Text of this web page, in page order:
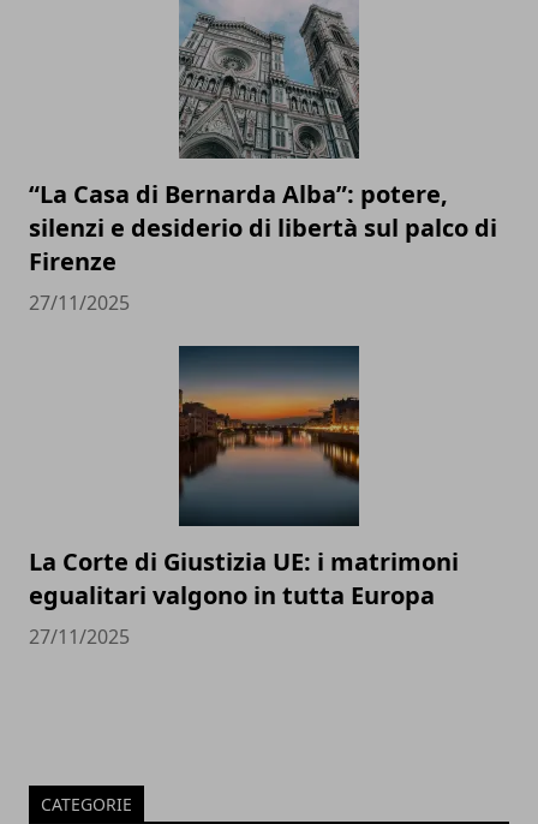
“La Casa di Bernarda Alba”: potere,
silenzi e desiderio di libertà sul palco di
Firenze
27/11/2025
La Corte di Giustizia UE: i matrimoni
egualitari valgono in tutta Europa
27/11/2025
CATEGORIE